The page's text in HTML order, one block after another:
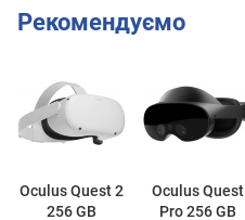
Рекомендуємо
Oculus Quest 2
256 GB
Oculus Quest
Pro 256 GB